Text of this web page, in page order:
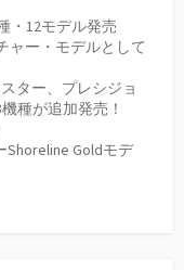
・12モデル発売
ャー・モデルとして
ター、プレシジョ
種が追加発売！
Shoreline Goldモデ